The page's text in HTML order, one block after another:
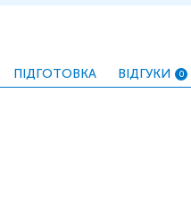
значення та діапазон
відповідності до зміни
8-12 год після прийому
ПІДГОТОВКА ВІДГУКИ 0